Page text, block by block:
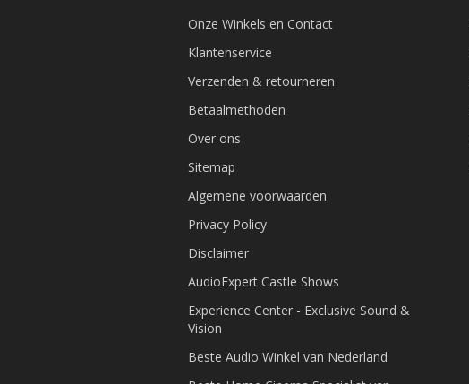
Onze Winkels en Contact
Klantenservice
Verzenden & retourneren
Betaalmethoden
Over ons
Sitemap
Algemene voorwaarden
Privacy Policy
Disclaimer
AudioExpert Castle Shows
Experience Center - Exclusive Sound &
Vision
Beste Audio Winkel van Nederland